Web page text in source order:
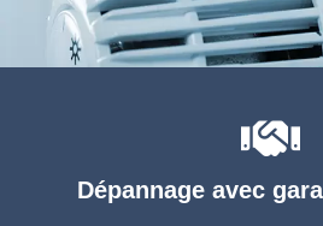
Dépannage avec